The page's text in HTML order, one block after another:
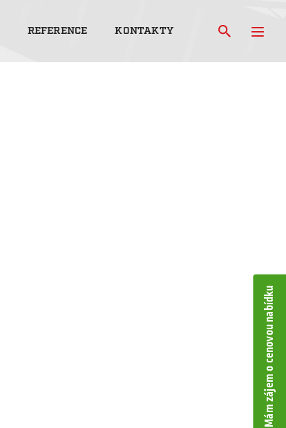
REFERENCE KONTAKTY
Mám zájem o cenovou nabídku